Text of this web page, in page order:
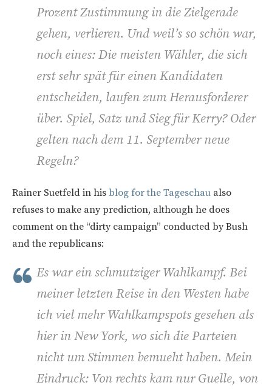
Prozent Zustimmung in die Zielgerade
gehen, verlieren. Und weil’s so schön war,
noch eines: Die meisten Wähler, die sich
erst sehr spät für einen Kandidaten
entscheiden, laufen zum Herausforderer
über. Spiel, Satz und Sieg für Kerry? Oder
gelten nach dem 11. September neue
Regeln?
Rainer Suetfeld in his blog for the Tageschau also
refuses to make any prediction, although he does
comment on the “dirty campaign” conducted by Bush
and the republicans:
Es war ein schmutziger Wahlkampf. Bei
meiner letzten Reise in den Westen habe
ich viel mehr Wahlkampspots gesehen als
hier in New York, wo sich die Parteien
nicht um Stimmen bemueht haben. Mein
Eindruck: Von rechts kam nur Guelle, von